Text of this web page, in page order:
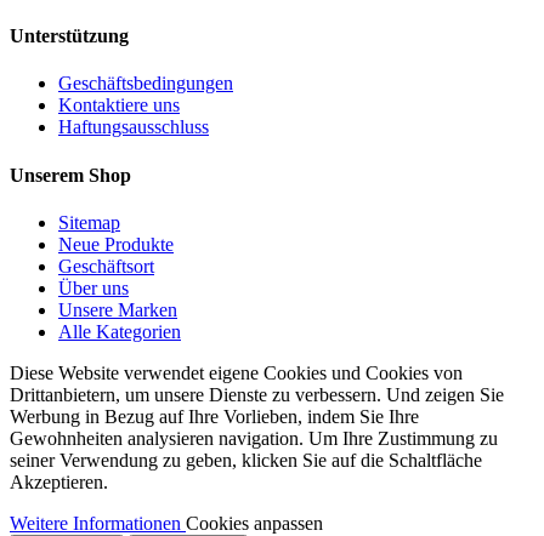
Unterstützung
Geschäftsbedingungen
Kontaktiere uns
Haftungsausschluss
Unserem Shop
Sitemap
Neue Produkte
Geschäftsort
Über uns
Unsere Marken
Alle Kategorien
Diese Website verwendet eigene Cookies und Cookies von
Drittanbietern, um unsere Dienste zu verbessern. Und zeigen Sie
Werbung in Bezug auf Ihre Vorlieben, indem Sie Ihre
Gewohnheiten analysieren navigation. Um Ihre Zustimmung zu
seiner Verwendung zu geben, klicken Sie auf die Schaltfläche
Akzeptieren.
Weitere Informationen Cookies anpassen